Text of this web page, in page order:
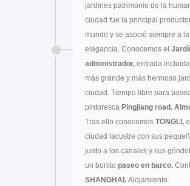
jardines patrimonio de la
ciudad fue la principal
mundo y se asoció siempre a
elegancia. Conocemos el
administrador, entrada
más grande y más hermoso
ciudad. Tiempo libre para
pintoresca Pingjiang road.
Tras ello conocemos TONGLI,
ciudad lacustre con sus
junto a los canales y sus
un bonito paseo en barco.
SHANGHAI. Alojamiento.